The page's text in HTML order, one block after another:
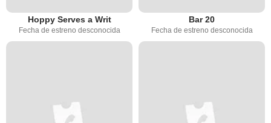
Hoppy Serves a Writ
Fecha de estreno desconocida
Bar 20
Fecha de estreno desconocida